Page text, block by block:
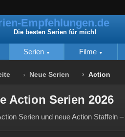
Empfehlungen.de
Die besten Serien für mich!
Serien Filme
Neue Serien Action
Action Serien 2026
Serien und neue Action Staffeln